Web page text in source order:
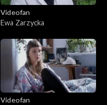
Videofan
Ewa Zarzycka
Videofan